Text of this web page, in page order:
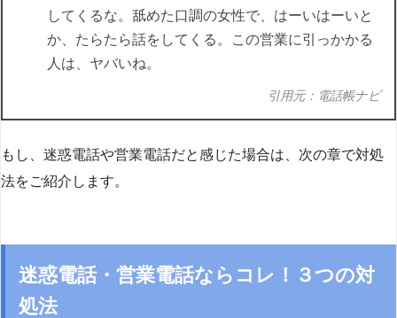
してくるな。舐めた口調の女性で、はーいはーいと
か、たらたら話をしてくる。この営業に引っかかる
人は、ヤバいね。
引用元：電話帳ナビ
もし、迷惑電話や営業電話だと感じた場合は、次の章で対処
法をご紹介します。
迷惑電話・営業電話ならコレ！３つの対
処法